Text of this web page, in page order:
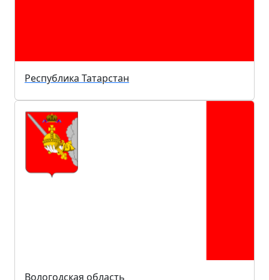
Республика Татарстан
Вологодская область